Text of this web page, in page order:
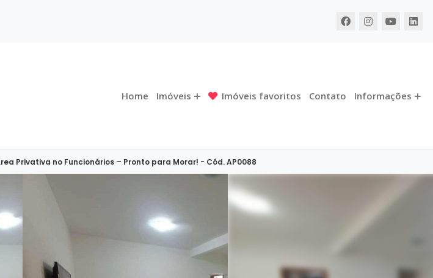
Home Imóveis Imóveis favoritos Contato Informações
Privativa no Funcionários – Pronto para Morar! - Cód. AP0088